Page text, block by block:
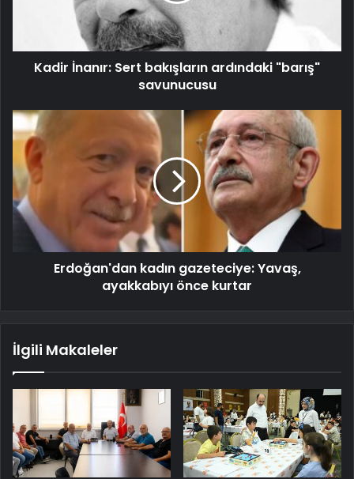
Kadir İnanır: Sert bakışların ardındaki "barış"
savunucusu
Erdoğan'dan kadın gazeteciye: Yavaş,
ayakkabıyı önce kurtar
İlgili Makaleler